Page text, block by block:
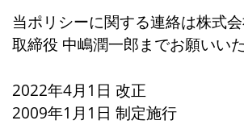
当ポリシーに関する連絡は株式
取締役 中嶋潤一郎までお願いいた
2022年4月1日 改正
2009年1月1日 制定施行